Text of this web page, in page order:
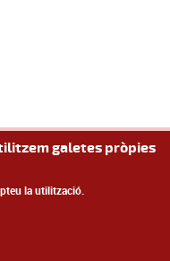
galetes pròpies
la utilització.